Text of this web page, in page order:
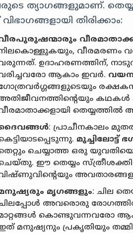
ത്യാഗങ്ങളുമാണ്.
തിരിക്കാം:
വീരമരണം
ഉദാഹരണത്തിന്,
ആകാം ഇവർ.
തെയ്യത്തിൽ
: പ്രാചീനകാലം
മുച്ചിലോട്ട്
ചെയ്യാത്ത ഒരു
ഈ തെയ്യം
അവതാരങ്ങളും
മൃഗങ്ങളും: ചില
അവരൊരു
കൊണ്ടുവന്നവരോ
മനുഷ്യനും പ്രകൃതിയും